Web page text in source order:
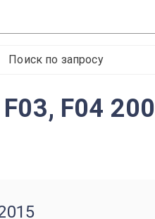
Поиск по запросу
F04